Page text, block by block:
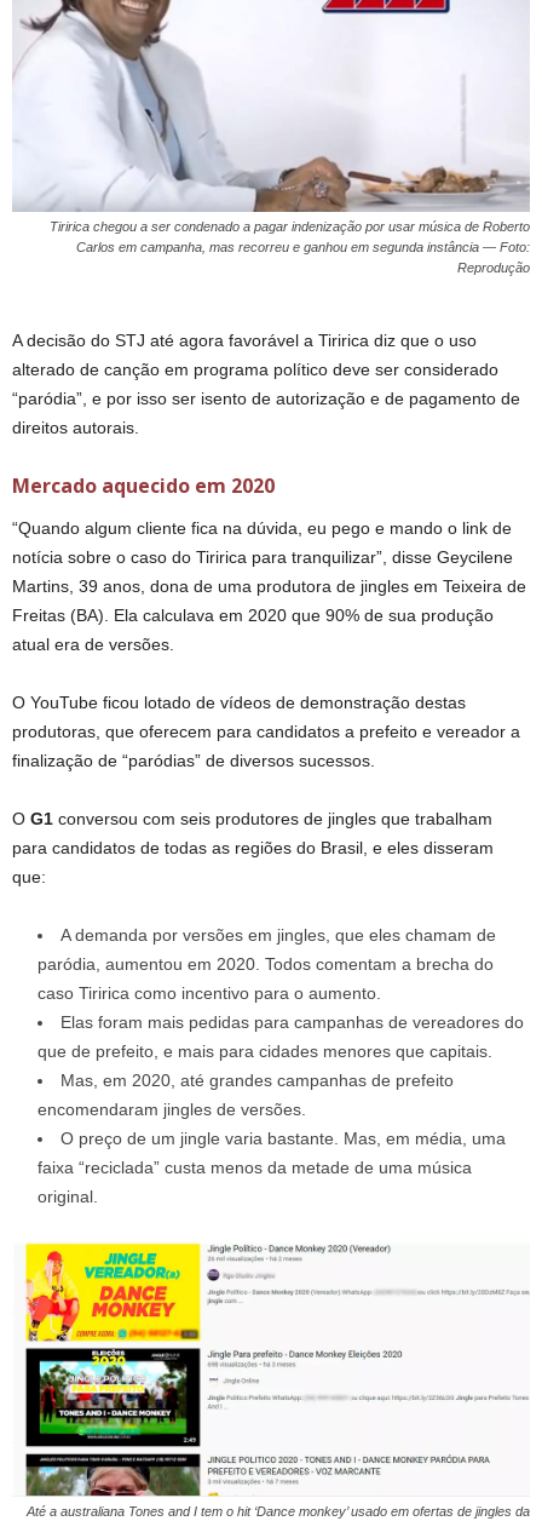
Tiririca chegou a ser condenado a pagar indenização por usar música de Roberto
Carlos em campanha, mas recorreu e ganhou em segunda instância — Foto:
Reprodução
A decisão do STJ até agora favorável a Tiririca diz que o uso
alterado de canção em programa político deve ser considerado
“paródia”, e por isso ser isento de autorização e de pagamento de
direitos autorais.
Mercado aquecido em 2020
“Quando algum cliente fica na dúvida, eu pego e mando o link de
notícia sobre o caso do Tiririca para tranquilizar”, disse Geycilene
Martins, 39 anos, dona de uma produtora de jingles em Teixeira de
Freitas (BA). Ela calculava em 2020 que 90% de sua produção
atual era de versões.
O YouTube ficou lotado de vídeos de demonstração destas
produtoras, que oferecem para candidatos a prefeito e vereador a
finalização de “paródias” de diversos sucessos.
O G1 conversou com seis produtores de jingles que trabalham
para candidatos de todas as regiões do Brasil, e eles disseram
que:
A demanda por versões em jingles, que eles chamam de
paródia, aumentou em 2020. Todos comentam a brecha do
caso Tiririca como incentivo para o aumento.
Elas foram mais pedidas para campanhas de vereadores do
que de prefeito, e mais para cidades menores que capitais.
Mas, em 2020, até grandes campanhas de prefeito
encomendaram jingles de versões.
O preço de um jingle varia bastante. Mas, em média, uma
faixa “reciclada” custa menos da metade de uma música
original.
Até a australiana Tones and I tem o hit ‘Dance monkey’ usado em ofertas de jingles da